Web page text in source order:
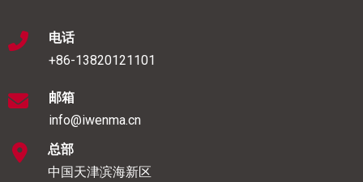
电话
+86-13820121101
邮箱
info@iwenma.cn
总部
中国天津滨海新区